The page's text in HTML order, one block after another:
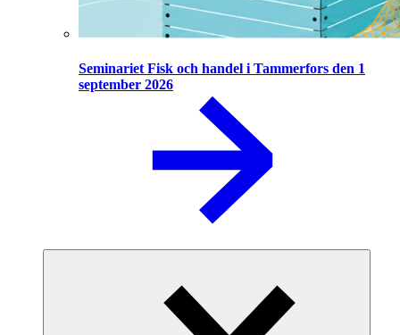
Seminariet Fisk och handel i Tammerfors den 1
september 2026